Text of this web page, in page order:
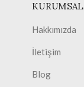
KURUMSAL
Hakkımızda
İletişim
Blog